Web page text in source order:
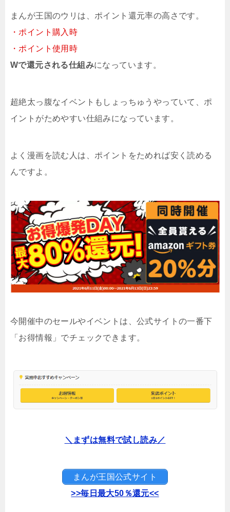
まんが王国のウリは、ポイント還元率の高さです。
・ポイント購入時
・ポイント使用時
Wで還元される仕組みになっています。
超絶太っ腹なイベントもしょっちゅうやっていて、ポ
イントがためやすい仕組みになっています。
よく漫画を読む人は、ポイントをためれば安く読める
んですよ。
今開催中のセールやイベントは、公式サイトの一番下
「お得情報」でチェックできます。
＼まずは無料で試し読み／
まんが王国公式サイト
>>毎日最大50％還元<<